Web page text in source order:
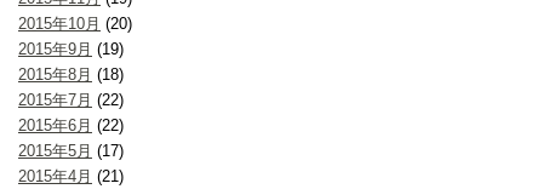
2015年10月 (20)
2015年9月 (19)
2015年8月 (18)
2015年7月 (22)
2015年6月 (22)
2015年5月 (17)
2015年4月 (21)